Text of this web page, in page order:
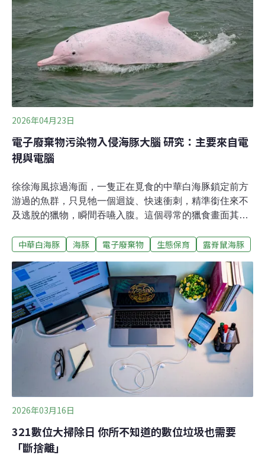
全球每年產生超過5000萬公噸電子廢棄物，主要來源之
一，即為難以回收的塑膠與複合材料。目前市面上的印刷
電路板原料通常為玻璃纖維強化環氧樹脂（fiber-
reinforced epoxy resin），這種由玻璃纖維與石化原
2026年04月23日
電子廢棄物污染物入侵海豚大腦 研究：主要來自電
視與電腦
徐徐海風掠過海面，一隻正在覓食的中華白海豚鎖定前方
游過的魚群，只見牠一個迴旋、快速衝刺，精準銜住來不
及逃脫的獵物，瞬間吞嚥入腹。這個尋常的獵食畫面其實
（Environmental Science & Technology ）上的研究指
僅會透過食物鏈累積在印太江豚與中華白海豚的脂肪層與
肌肉中，甚至連大腦也檢驗出同樣的化學物質，引起科學
家高度關注。血腦屏障擋不了 海豚大腦驗出電子廢棄物污
染物液晶單體是電視、筆記型電腦、智慧型手機螢幕的重
要材料，讓液晶顯示器（LCD）得以提供高畫質影像與鮮
豔色彩。液晶單體的化學性質非常穩定，也使得電子產品
更耐用，但也意味著難以在環境中分解，成為持久性的污
染物。過去研究已知液晶單體會經由室內空氣、灰塵和廢
水流入沿海地帶，不過它是如何在海洋食物鏈傳播與其影
響仍所知甚少。香港城
中華白海豚 海豚 電子廢棄物 生態保育 露脊鼠海豚
2026年03月16日
321數位大掃除日 你所不知道的數位垃圾也需要
「斷捨離」